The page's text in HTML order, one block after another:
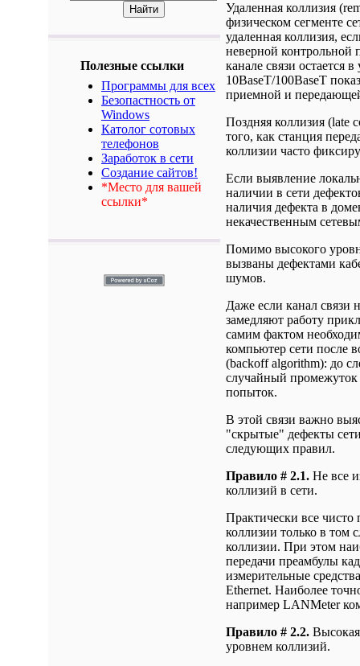
Полезные ссылки
Программы для всех
Безопастность от
Windows
Католог сотовых
телефонов
Заработок в сети
Создание сайтов!
*Место для вашей
ссылки*
Удаленная коллизия
физическом сегменте
удаленная коллизия,
неверной контрольной
канале связи остается
10BaseT/100BaseT
приемной и
Поздняя коллизия (late
того, как станция
коллизии часто
Если выявление
наличии в сети
наличия дефекта в
некачественным
Помимо высокого
вызваны дефектами
шумов.
Даже если канал связи
замедляют работу
самим фактом
компьютер сети после
(backoff algorithm): до
случайный
попыток.
В этой связи важно
"скрытые" дефекты
следующих правил.
Правило # 2.1. Не все
коллизий в сети.
Практически все
коллизии только в том
коллизии. При этом
передачи преамбулы
измерительные
Ethernet. Наиболее
например LANMeter
Правило # 2.2.
уровнем коллизий.